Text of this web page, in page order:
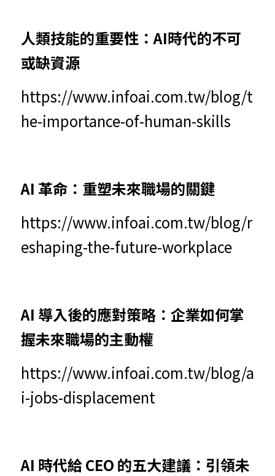
人類技能的重要性：AI時代的不可
或缺資源
https://www.infoai.com.tw/blog/t
he-importance-of-human-skills
AI 革命：重塑未來職場的關鍵
https://www.infoai.com.tw/blog/r
eshaping-the-future-workplace
AI 導入後的應對策略：企業如何掌
握未來職場的主動權
https://www.infoai.com.tw/blog/a
i-jobs-displacement
AI 時代給 CEO 的五大建議：引領未